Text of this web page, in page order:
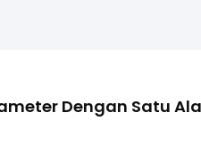
Dengan Satu